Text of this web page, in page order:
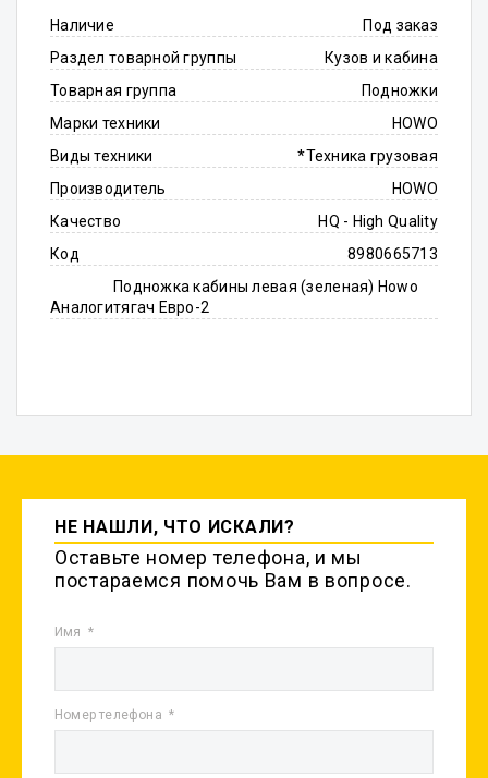
Наличие
Под заказ
Раздел товарной группы
Кузов и кабина
Товарная группа
Подножки
Марки техники
HOWO
Виды техники
*Техника грузовая
Производитель
HOWO
Качество
HQ - High Quality
Код
8980665713
Аналоги
Подножка кабины левая (зеленая) Howo
тягач Евро-2
НЕ НАШЛИ, ЧТО ИСКАЛИ?
Оставьте номер телефона, и мы
постараемся помочь Вам в вопросе.
Имя
Номер телефона